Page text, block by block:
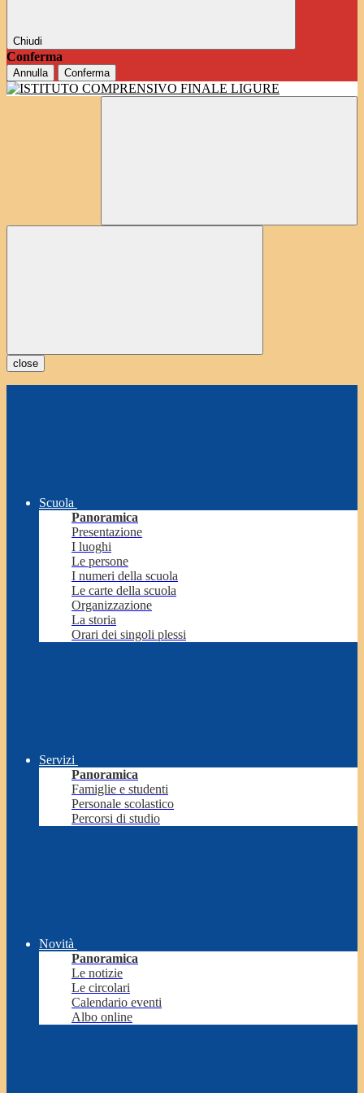
Chiudi
Conferma
Annulla Conferma
close
Scuola
Panoramica
Presentazione
I luoghi
Le persone
I numeri della scuola
Le carte della scuola
Organizzazione
La storia
Orari dei singoli plessi
Servizi
Panoramica
Famiglie e studenti
Personale scolastico
Percorsi di studio
Novità
Panoramica
Le notizie
Le circolari
Calendario eventi
Albo online